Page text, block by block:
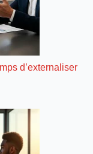
d’externaliser